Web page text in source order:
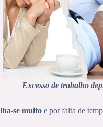
Excesso de trabalho
se muito e por falta de